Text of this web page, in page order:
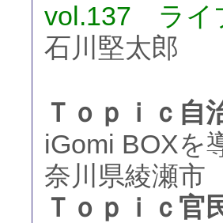
vol.137 ライ
石川堅太郎
Ｔｏｐｉｃ自
iGomi BOXを
奈川県綾瀬市
Ｔｏｐｉｃ官